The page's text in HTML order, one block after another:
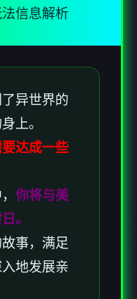
信息解析
异世界的
上。
达成一些
你将与美
。
事，满足
地发展亲